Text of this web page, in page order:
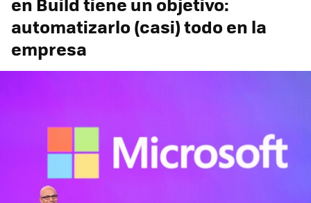
automatizarlo (casi) todo en la
empresa